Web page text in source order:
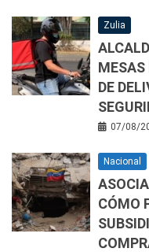
Zulia
MESAS
DE
07/08/
Nacional
CÓMO